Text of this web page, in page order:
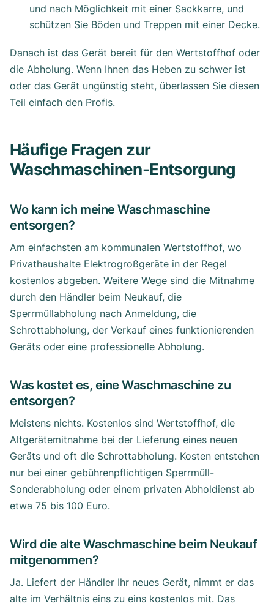
und nach Möglichkeit mit einer Sackkarre, und
schützen Sie Böden und Treppen mit einer Decke.
Danach ist das Gerät bereit für den Wertstoffhof oder
die Abholung. Wenn Ihnen das Heben zu schwer ist
oder das Gerät ungünstig steht, überlassen Sie diesen
Teil einfach den Profis.
Häufige Fragen zur
Waschmaschinen-Entsorgung
Wo kann ich meine Waschmaschine
entsorgen?
Am einfachsten am kommunalen Wertstoffhof, wo
Privathaushalte Elektrogroßgeräte in der Regel
kostenlos abgeben. Weitere Wege sind die Mitnahme
durch den Händler beim Neukauf, die
Sperrmüllabholung nach Anmeldung, die
Schrottabholung, der Verkauf eines funktionierenden
Geräts oder eine professionelle Abholung.
Was kostet es, eine Waschmaschine zu
entsorgen?
Meistens nichts. Kostenlos sind Wertstoffhof, die
Altgerätemitnahme bei der Lieferung eines neuen
Geräts und oft die Schrottabholung. Kosten entstehen
nur bei einer gebührenpflichtigen Sperrmüll-
Sonderabholung oder einem privaten Abholdienst ab
etwa 75 bis 100 Euro.
Wird die alte Waschmaschine beim Neukauf
mitgenommen?
Ja. Liefert der Händler Ihr neues Gerät, nimmt er das
alte im Verhältnis eins zu eins kostenlos mit. Das